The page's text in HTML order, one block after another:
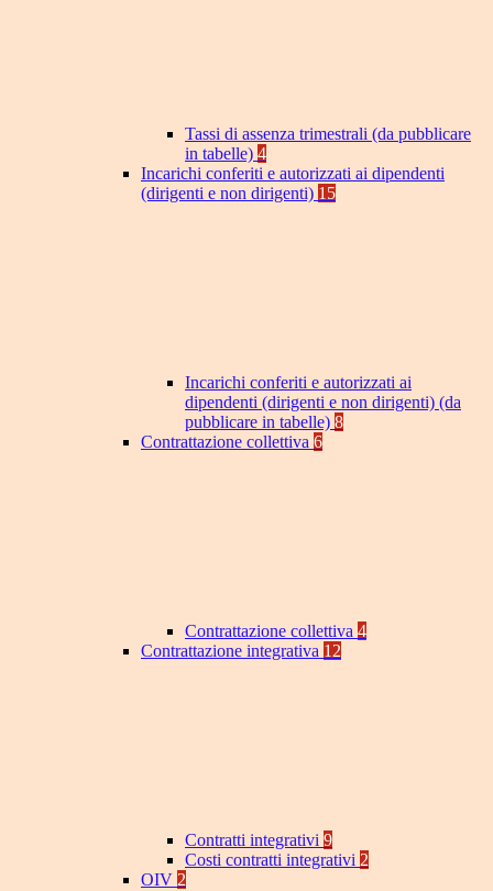
Tassi di assenza trimestrali (da pubblicare
in tabelle) 4
Incarichi conferiti e autorizzati ai dipendenti
(dirigenti e non dirigenti) 15
Incarichi conferiti e autorizzati ai
dipendenti (dirigenti e non dirigenti) (da
pubblicare in tabelle) 8
Contrattazione collettiva 6
Contrattazione collettiva 4
Contrattazione integrativa 12
Contratti integrativi 9
Costi contratti integrativi 2
OIV 2